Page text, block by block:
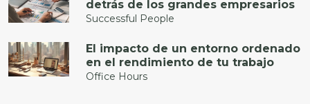
detrás de los grandes empresarios
Successful People
El impacto de un entorno ordenado
en el rendimiento de tu trabajo
Office Hours